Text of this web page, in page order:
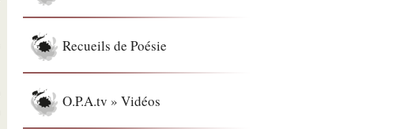
Recueils de Poésie
O.P.A.tv » Vidéos